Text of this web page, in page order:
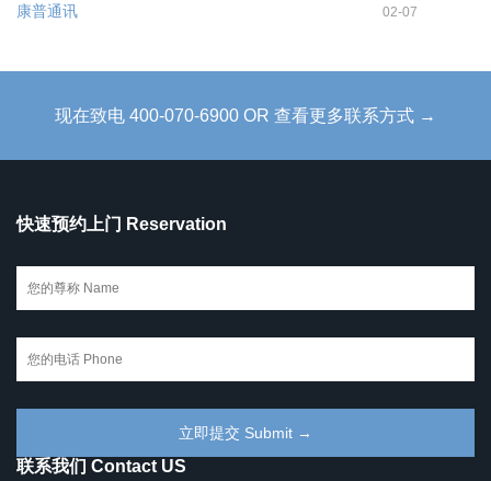
康普通讯 02-07
现在致电 400-070-6900 OR 查看更多联系方式 →
快速预约上门 Reservation
联系我们 Contact US